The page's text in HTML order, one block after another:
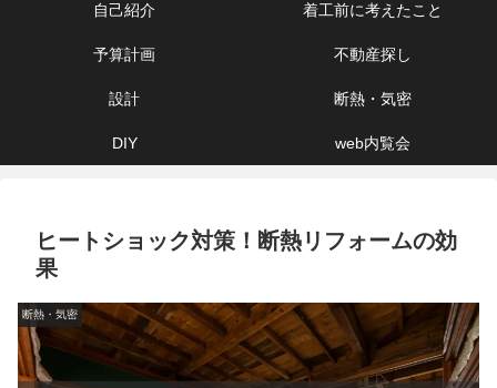
自己紹介 着工前に考えたこと
予算計画 不動産探し
設計 断熱・気密
DIY web内覧会
ヒートショック対策！断熱リフォームの効
果
断熱・気密